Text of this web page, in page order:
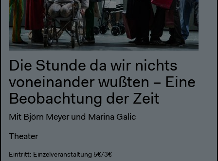
Die Stunde da wir nichts
voneinander wußten – Eine
Beobachtung der Zeit
Mit Björn Meyer und Marina Galic
Theater
Eintritt: Einzelveranstaltung 5€/3€